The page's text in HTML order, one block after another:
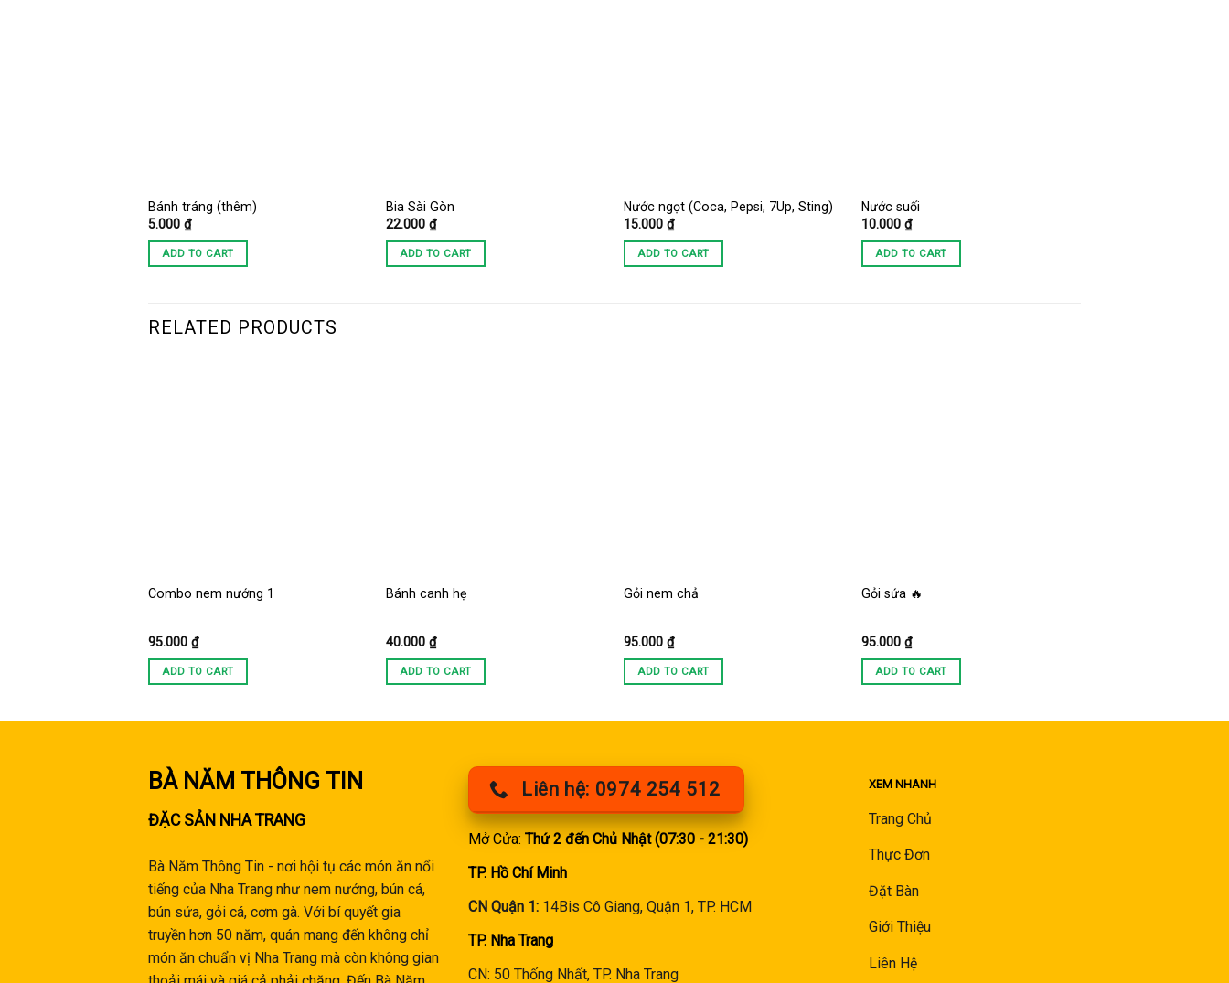
Bánh tráng (thêm)
5.000 ₫
ADD TO CART
Bia Sài Gòn
22.000 ₫
ADD TO CART
Nước ngọt (Coca, Pepsi, 7Up, Sting)
15.000 ₫
ADD TO CART
Nước suối
10.000 ₫
ADD TO CART
RELATED PRODUCTS
Combo nem nướng 1
95.000 ₫
ADD TO CART
Bánh canh hẹ
40.000 ₫
ADD TO CART
Gỏi nem chả
95.000 ₫
ADD TO CART
Gỏi sứa 🔥
95.000 ₫
ADD TO CART
BÀ NĂM THÔNG TIN
ĐẶC SẢN NHA TRANG
Bà Năm Thông Tin - nơi hội tụ các món ăn nổi
tiếng của Nha Trang như nem nướng, bún cá,
bún sứa, gỏi cá, cơm gà. Với bí quyết gia
truyền hơn 50 năm, quán mang đến không chỉ
món ăn chuẩn vị Nha Trang mà còn không gian
Liên hệ: 0974 254 512
Mở Cửa: Thứ 2 đến Chủ Nhật (07:30 - 21:30)
TP. Hồ Chí Minh
CN Quận 1: 14Bis Cô Giang, Quận 1, TP. HCM
TP. Nha Trang
CN: 50 Thống Nhất, TP. Nha Trang
XEM NHANH
Trang Chủ
Thực Đơn
Đặt Bàn
Giới Thiệu
Liên Hệ